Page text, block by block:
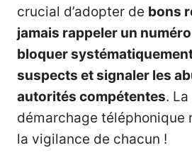
crucial d’adopter de bons
jamais rappeler un
bloquer
suspects et signaler les
autorités compétentes.
démarchage téléphonique
la vigilance de chacun !